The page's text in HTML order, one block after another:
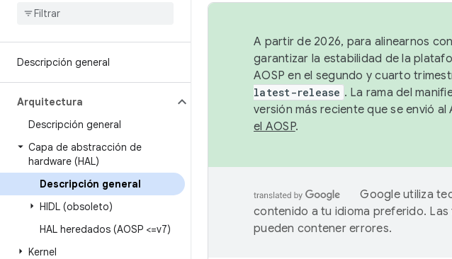
Descripción general
Arquitectura
Descripción general
Capa de abstracción de
hardware (HAL)
Descripción general
HIDL (obsoleto)
HAL heredados (AOSP <=v7)
Kernel
A partir de 2026, para alinearnos
garantizar la estabilidad de la
AOSP en el segundo y cuarto
latest-release . La rama del
versión más reciente que se envió
el AOSP.
Google utiliza
contenido a tu idioma preferido.
pueden contener errores.